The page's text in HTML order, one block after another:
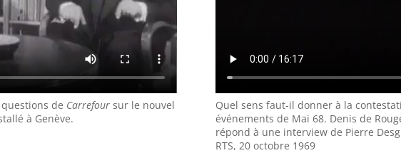
de Carrefoursur le nouvel
à Genève.
Quel sens faut-il donner à la
événements de Mai 68. Denis de
répond à une interview de Pierre
RTS, 20 octobre 1969